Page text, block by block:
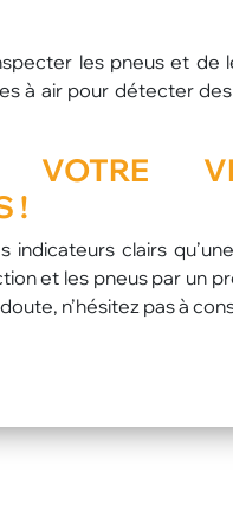
les pneus et
à air pour détecter
!
indicateurs clairs
et les pneus par un
n’hésitez pas à